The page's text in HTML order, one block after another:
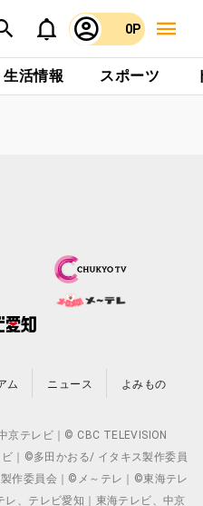
0P
生活情報 スポーツ
ム ニュース よみもの
テレビ｜© CBC TELEVISION
｜©多田かおる/ イタキス製作委員
作委員会｜©メ～テレ｜©東海テレ
レ、テレビ愛知｜東海テレビ、中京